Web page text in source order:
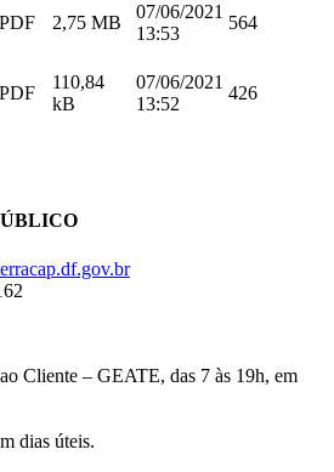
PDF 2,75 MB
07/06/2021
13:53
564
PDF
110,84
kB
07/06/2021
13:52
426
Cliente – GEATE, das 7 às 19h, em
dias úteis.